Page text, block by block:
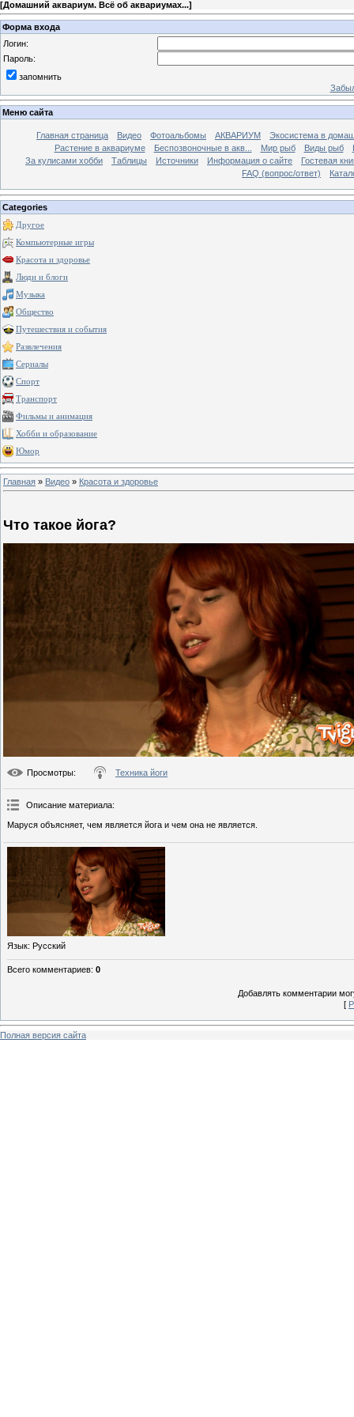
[Домашний аквариум. Всё об аквариумах...]
Форма входа
Логин:
Пароль:
запомнить
Меню сайта
Главная страница Видео Фотоальбомы АКВАРИУМ
Экосистема в
Растение в аквариуме
Беспозвоночные в акв... Мир рыб Виды рыб
За кулисами хобби
Таблицы Источники Информация о сайте
Гостевая
FAQ (вопрос/ответ)
Categories
Другое
Компьютерные игры
Красота и здоровье
Люди и блоги
Музыка
Общество
Путешествия и события
Развлечения
Сериалы
Спорт
Транспорт
Фильмы и анимация
Хобби и образование
Юмор
Главная » Видео » Красота и здоровье
Что такое йога?
Просмотры: Техника йоги
Описание материала:
Маруся объясняет, чем является йога и чем она не является.
Язык: Русский
Всего комментариев: 0
Добавлять комментарии
[
Полная версия сайта